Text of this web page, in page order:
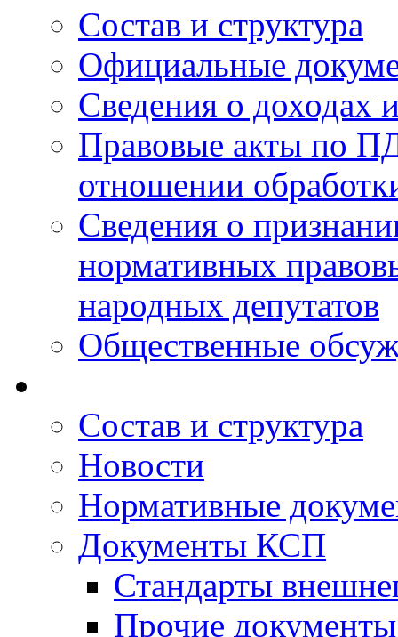
Состав и структура
Официальные
Сведения о доходах
Правовые акты по
отношении
Сведения о
нормативных
народных депутатов
Общественные
Состав и структура
Новости
Нормативные
Документы КСП
Стандарты
Прочие документы